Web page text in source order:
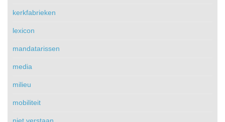
kerkfabrieken
lexicon
mandatarissen
media
milieu
mobiliteit